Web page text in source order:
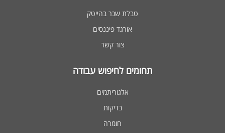
טבלת שכר בהייטק
אורגד פיננסים
צור קשר
תחומים לחיפוש עבודה
אלגוריתמים
בדיקות
חומרה